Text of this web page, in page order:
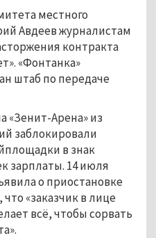
местного
Авдеев журналистам
контракта
«Фонтанка»
штаб по передаче
«Зенит-Арена» из
заблокировали
в знак
зарплаты. 14 июля
о приостановке
«заказчик в лице
всё, чтобы сорвать